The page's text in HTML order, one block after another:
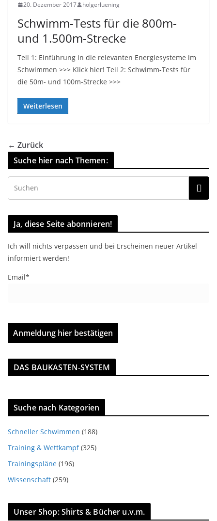
20. Dezember 2017 holgerluening
Schwimm-Tests für die 800m-
und 1.500m-Strecke
Teil 1: Einführung in die relevanten Energiesysteme im
Schwimmen >>> Klick hier! Teil 2: Schwimm-Tests für
die 50m- und 100m-Strecke >>>
Weiterlesen
← Zurück
Suche hier nach Themen:
Ja, diese Seite abonnieren!
Ich will nichts verpassen und bei Erscheinen neuer Artikel
informiert werden!
Email*
DAS BAUKASTEN-SYSTEM
Suche nach Kategorien
Schneller Schwimmen (188)
Training & Wettkampf(325)
Trainingspläne (196)
Wissenschaft (259)
Unser Shop: Shirts & Bücher u.v.m.